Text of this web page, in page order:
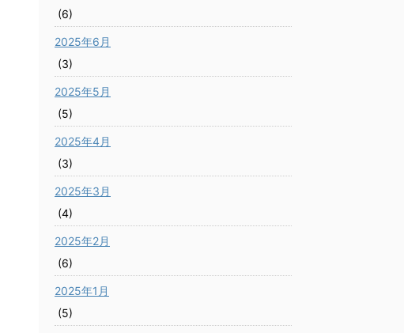
(6)
2025年6月
(3)
2025年5月
(5)
2025年4月
(3)
2025年3月
(4)
2025年2月
(6)
2025年1月
(5)